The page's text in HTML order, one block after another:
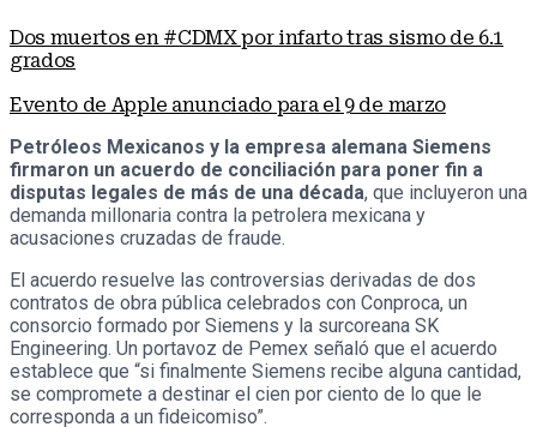
Dos muertos en #CDMX por infarto tras sismo de 6.1
grados
Evento de Apple anunciado para el 9 de marzo
Petróleos Mexicanos y la empresa alemana Siemens
firmaron un acuerdo de conciliación para poner fin a
disputas legales de más de una década, que incluyeron una
demanda millonaria contra la petrolera mexicana y
acusaciones cruzadas de fraude.
El acuerdo resuelve las controversias derivadas de dos
contratos de obra pública celebrados con Conproca, un
consorcio formado por Siemens y la surcoreana SK
Engineering. Un portavoz de Pemex señaló que el acuerdo
establece que “si finalmente Siemens recibe alguna cantidad,
se compromete a destinar el cien por ciento de lo que le
corresponda a un fideicomiso”.